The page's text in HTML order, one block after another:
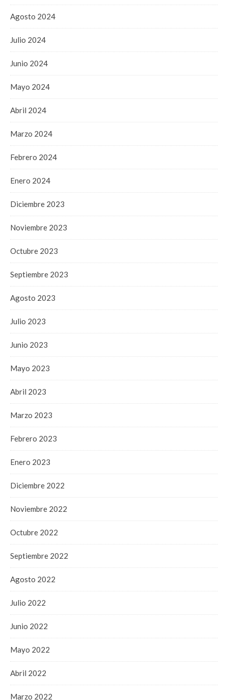
Agosto 2024
Julio 2024
Junio 2024
Mayo 2024
Abril 2024
Marzo 2024
Febrero 2024
Enero 2024
Diciembre 2023
Noviembre 2023
Octubre 2023
Septiembre 2023
Agosto 2023
Julio 2023
Junio 2023
Mayo 2023
Abril 2023
Marzo 2023
Febrero 2023
Enero 2023
Diciembre 2022
Noviembre 2022
Octubre 2022
Septiembre 2022
Agosto 2022
Julio 2022
Junio 2022
Mayo 2022
Abril 2022
Marzo 2022